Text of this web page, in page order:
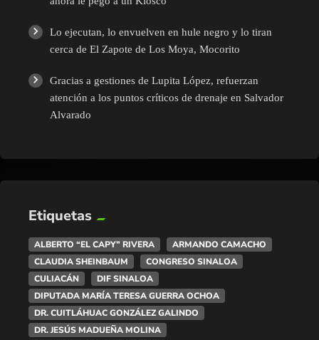
Lo ejecutan, lo envuelven en hule negro y lo tiran
cerca de El Zapote de Los Moya, Mocorito
Gracias a gestiones de Lupita López, refuerzan
atención a los puntos críticos de drenaje en Salvador
Alvarado
Etiquetas
ALBERTO “EL CAPY” RIVERA
ARMANDO CAMACHO
CLAUDIA SHEINBAUM
CONGRESO SINALOA
CULIACÁN
DIF SINALOA
DIPUTADA MARÍA TERESA GUERRA OCHOA
DR. CUITLÁHUAC GONZÁLEZ GALINDO
DR. JESÚS MADUEÑA MOLINA